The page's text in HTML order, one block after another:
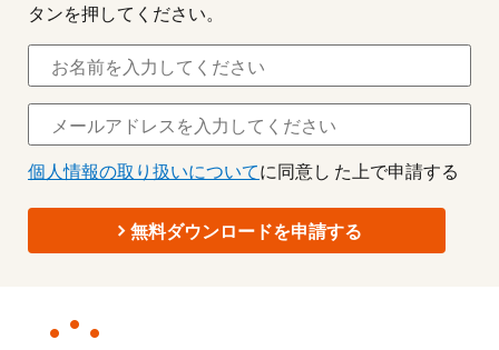
タンを押してください。
個人情報の取り扱いについてに同意し た上で申請する
無料ダウンロードを申請する